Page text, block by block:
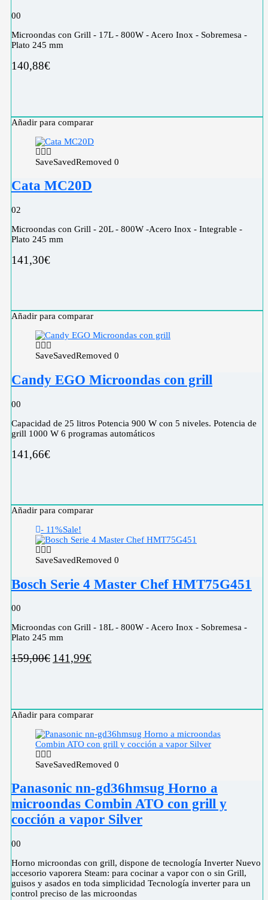
00
Microondas con Grill - 17L - 800W - Acero Inox - Sobremesa -
Plato 245 mm
140,88€
Añadir para comparar
SaveSavedRemoved 0
Cata MC20D
02
Microondas con Grill - 20L - 800W -Acero Inox - Integrable -
Plato 245 mm
141,30€
Añadir para comparar
SaveSavedRemoved 0
Candy EGO Microondas con grill
00
Capacidad de 25 litros Potencia 900 W con 5 niveles. Potencia de
grill 1000 W 6 programas automáticos
141,66€
Añadir para comparar
- 11%Sale!
SaveSavedRemoved 0
Bosch Serie 4 Master Chef HMT75G451
00
Microondas con Grill - 18L - 800W - Acero Inox - Sobremesa -
Plato 245 mm
159,00€ 141,99€
Añadir para comparar
SaveSavedRemoved 0
Panasonic nn-gd36hmsug Horno a
microondas Combin ATO con grill y
cocción a vapor Silver
00
Horno microondas con grill, dispone de tecnología Inverter Nuevo
accesorio vaporera Steam: para cocinar a vapor con o sin Grill,
guisos y asados en toda simplicidad Tecnología inverter para un
control preciso de las microondas